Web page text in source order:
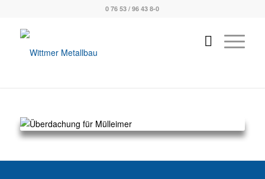
0 76 53 / 96 43 8-0